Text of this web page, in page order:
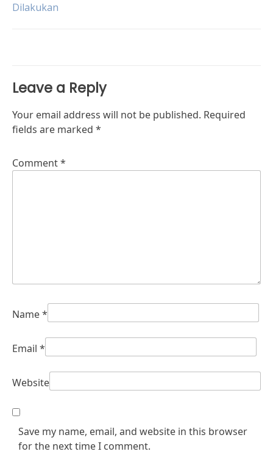
Dilakukan
Leave a Reply
Your email address will not be published. Required
fields are marked *
Comment*
Name*
Email *
Website
Save my name, email, and website in this browser
for the next time I comment.